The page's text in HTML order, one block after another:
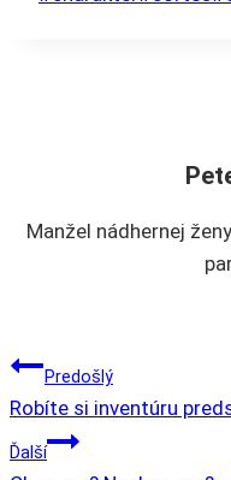
Manžel nádhernej
V
Predošlý
Robíte si inventúru
Ďalší